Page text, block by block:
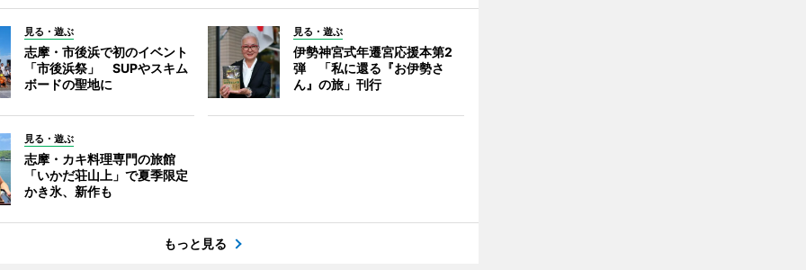
見る・遊ぶ
志摩・市後浜で初のイベント
「市後浜祭」 SUPやスキム
ボードの聖地に
見る・遊ぶ
伊勢神宮式年遷宮応援本第2
弾 「私に還る『お伊勢さ
ん』の旅」刊行
見る・遊ぶ
志摩・カキ料理専門の旅館
「いかだ荘山上」で夏季限定
かき氷、新作も
もっと見る